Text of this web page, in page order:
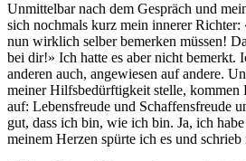
Unmittelbar nach dem Gespräch und
sich nochmals kurz mein innerer Richter:
nun wirklich selber bemerken müssen!
bei dir!» Ich hatte es aber nicht bemerkt.
anderen auch, angewiesen auf andere.
meiner Hilfsbedürftigkeit stelle, kommen
auf: Lebensfreude und Schaffensfreude
gut, dass ich bin, wie ich bin. Ja, ich
meinem Herzen spürte ich es und